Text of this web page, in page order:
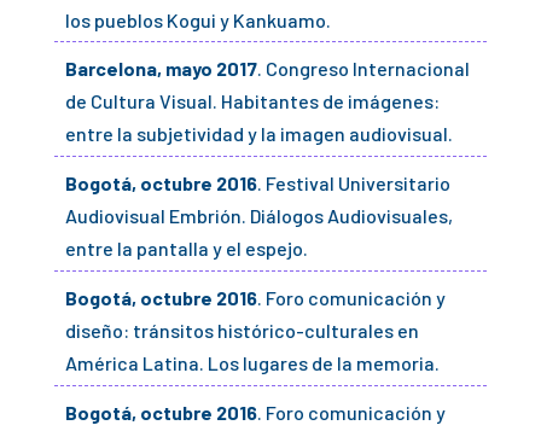
los pueblos Kogui y Kankuamo.
Barcelona, mayo 2017. Congreso Internacional
de Cultura Visual. Habitantes de imágenes:
entre la subjetividad y la imagen audiovisual.
Bogotá, octubre 2016. Festival Universitario
Audiovisual Embrión. Diálogos Audiovisuales,
entre la pantalla y el espejo.
Bogotá, octubre 2016. Foro comunicación y
diseño: tránsitos histórico-culturales en
América Latina. Los lugares de la memoria.
Bogotá, octubre 2016. Foro comunicación y